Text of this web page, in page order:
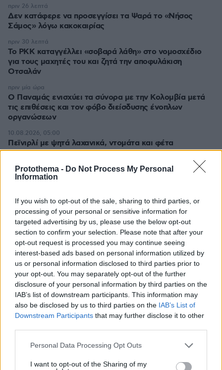
Protothema - Do Not Process My Personal
Information
If you wish to opt-out of the sale, sharing to third parties, or
processing of your personal or sensitive information for
targeted advertising by us, please use the below opt-out
section to confirm your selection. Please note that after your
opt-out request is processed you may continue seeing
interest-based ads based on personal information utilized by
us or personal information disclosed to third parties prior to
your opt-out. You may separately opt-out of the further
disclosure of your personal information by third parties on the
IAB’s list of downstream participants. This information may
also be disclosed by us to third parties on the IAB’s List of
Downstream Participants that may further disclose it to other
Please note that this website/app uses one or more Google
not limited to your visit or usage behaviour. You may click to
Personal Data Processing Opt Outs
I want to opt-out of the Sharing of my
Δεν κατάφερε να προσεγγίσει τα Ψαρά το «Νήσος
Σάμος» λόγω κακοκαιρίας
πριν 26 λεπτά
Το PKK καταγγέλλει «σοβαρά λάθη» στο νομοσχέδιο
για τους μαχητές του και ζητά την αποφυλάκιση
Οτσαλάν
πριν 30 λεπτά
O Παναμάς ενισχύει τα σύνορα με την Κολομβία μετά
τις επιθέσεις και τον φόβο διείσδυσης ένοπλων
οργανώσεων
πριν μία ώρα
Πεϊνιρλί με ψητά λαχανικά, ντομάτα και φέτα
10.08.2026, 05:00
Μπρα ντε φερ ΗΠΑ-Ιράν για τα Στενά του Ορμούζ: «Θα
μείνουν κλειστά μέχρι να δεχτούν όλους τους όρους
Ένας νεκρός και πέντε τραυματίες από κατάρρευση στο
μεγαλύτερο χρυσωρυχείο της Αιγύπτου
10.08.2026, 04:10
Πλεύρης στο Breitbart: Η επανεκλογή Τραμπ άλλαξε τη
μεταναστευτική πολιτική σε ΗΠΑ και Ευρώπη - Η
ανάρτηση του Αμερικανού προέδρου με τη συνέντευξη
του Έλληνα υπουργού
10.08.2026, 03:33
Τηγανόψωμο: Η εκδίκηση του φτωχικού έδεσματος -
Από την αρχαιότητα στα σύγχρονα brunch
10.08.2026, 03:00
ΔΕΙΤΕ ΟΛΕΣ ΤΙΣ ΕΙΔΗΣΕΙΣ